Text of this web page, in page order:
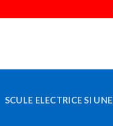
SCULE ELECTRICE SI